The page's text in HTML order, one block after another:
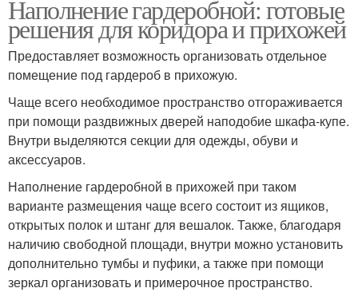
Наполнение гардеробной: готовые
решения для коридора и прихожей
Предоставляет возможность организовать отдельное
помещение под гардероб в прихожую.
Чаще всего необходимое пространство отгораживается
при помощи раздвижных дверей наподобие шкафа-купе.
Внутри выделяются секции для одежды, обуви и
аксессуаров.
Наполнение гардеробной в прихожей при таком
варианте размещения чаще всего состоит из ящиков,
открытых полок и штанг для вешалок. Также, благодаря
наличию свободной площади, внутри можно установить
дополнительно тумбы и пуфики, а также при помощи
зеркал организовать и примерочное пространство.